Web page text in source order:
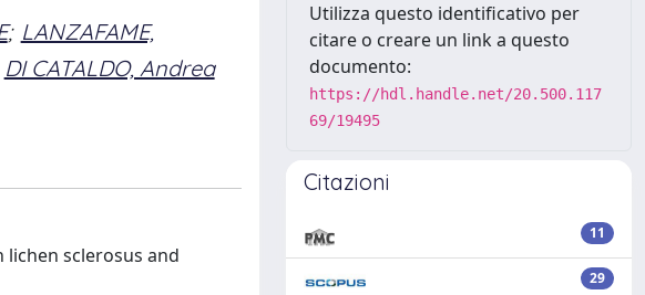
; LANZAFAME,
DI CATALDO, Andrea
sclerosus and
Utilizza questo identificativo per
citare o creare un link a questo
documento:
https://hdl.handle.net/20.500.117
69/19495
Citazioni
11
29